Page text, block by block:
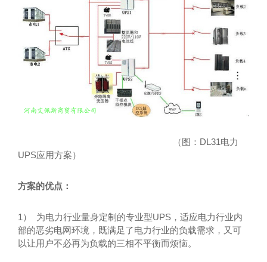
（图： DL31电力
UPS应用方案）
方案的优点：
1） 为电力行业量身定制的专业型UPS，适应电力行业内
部的恶劣电网环境，既满足了电力行业的负载需求，又可
以让用户不必再为负载的三相不平衡而烦恼。